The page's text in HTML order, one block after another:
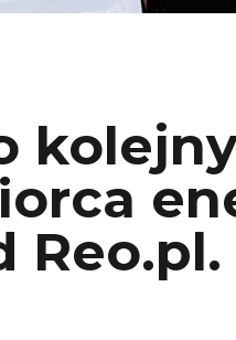
Reo.pl.